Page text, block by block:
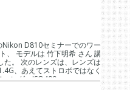
Nikon D810セミナーでのワー
、 モデルは 竹下明希 さん 講
た。 次のレンズは、レンズは
、あえてストロボではなく
ング、ISO400、...